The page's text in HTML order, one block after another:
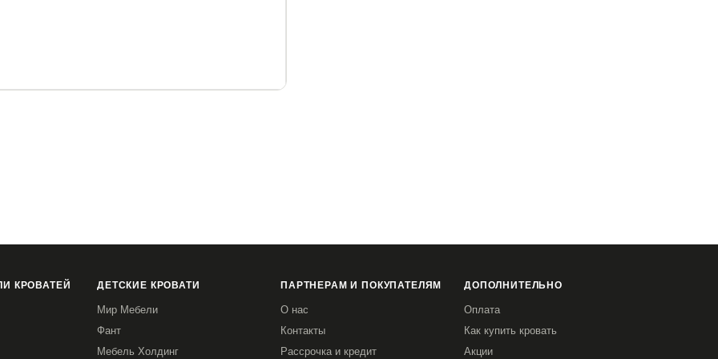
КРОВАТЕЙ ДЕТСКИЕ КРОВАТИ
Мир Мебели
Фант
Мебель Холдинг
ПАРТНЕРАМ И ПОКУПАТЕЛЯМ
О нас
Контакты
Рассрочка и кредит
ДОПОЛНИТЕЛЬНО
Оплата
Как купить кровать
Акции